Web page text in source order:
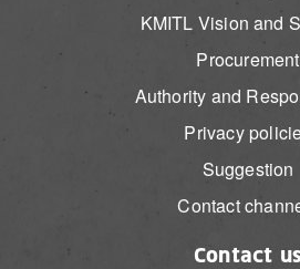
KMITL Vision and
Procurement
Authority and
Privacy
Suggestion
Contact
Contact us